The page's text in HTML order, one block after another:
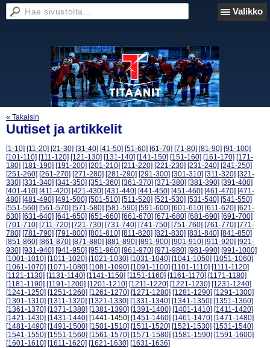
Valikko
« Takaisin
Uutiset ja artikkelit
[1-10] [11-20] [21-30] [31-40] [41-50] [51-60] [61-70] [71-80] [81-90] [91-100]
[101-110] [111-120] [121-130] [131-140] [141-150] [151-160] [161-170] [171-
180] [181-190] [191-200] [201-210] [211-220] [221-230] [231-240] [241-250]
[251-260] [261-270] [271-280] [281-290] [291-300] [301-310] [311-320] [321-
330] [331-340] [341-350] [351-360] [361-370] [371-380] [381-390] [391-400]
[401-410] [411-420] [421-430] [431-440] [441-450] [451-460] [461-470] [471-
480] [481-490] [491-500] [501-510] [511-520] [521-530] [531-540] [541-550]
[551-560] [561-570] [571-580] [581-590] [591-600] [601-610] [611-620] [621-
630] [631-640] [641-650] [651-660] [661-670] [671-680] [681-690] [691-700]
[701-710] [711-720] [721-730] [731-740] [741-750] [751-760] [761-770] [771-
780] [781-790] [791-800] [801-810] [811-820] [821-830] [831-840] [841-850]
[851-860] [861-870] [871-880] [881-890] [891-900] [901-910] [911-920] [921-
930] [931-940] [941-950] [951-960] [961-970] [971-980] [981-990] [991-1000]
[1001-1010] [1011-1020] [1021-1030] [1031-1040] [1041-1050] [1051-1060]
[1061-1070] [1071-1080] [1081-1090] [1091-1100] [1101-1110] [1111-1120]
[1121-1130] [1131-1140] [1141-1150] [1151-1160] [1161-1170] [1171-1180]
[1181-1190] [1191-1200] [1201-1210] [1211-1220] [1221-1230] [1231-1240]
[1241-1250] [1251-1260] [1261-1270] [1271-1280] [1281-1290] [1291-1300]
[1301-1310] [1311-1320] [1321-1330] [1331-1340] [1341-1350] [1351-1360]
[1361-1370] [1371-1380] [1381-1390] [1391-1400] [1401-1410] [1411-1420]
[1421-1430] [1431-1440] [1441-1450] [1451-1460] [1461-1470] [1471-1480]
[1481-1490] [1491-1500] [1501-1510] [1511-1520] [1521-1530] [1531-1540]
[1541-1550] [1551-1560] [1561-1570] [1571-1580] [1581-1590] [1591-1600]
[1601-1610] [1611-1620] [1621-1630] [1631-1636]